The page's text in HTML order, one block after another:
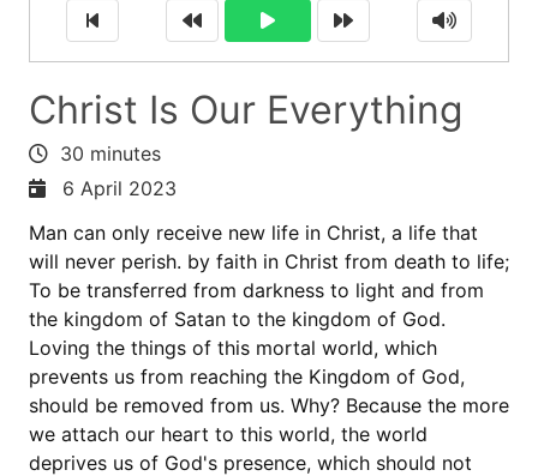
Christ Is Our Everything
30 minutes
6 April 2023
Man can only receive new life in Christ, a life that
will never perish. by faith in Christ from death to life;
To be transferred from darkness to light and from
the kingdom of Satan to the kingdom of God.
Loving the things of this mortal world, which
prevents us from reaching the Kingdom of God,
should be removed from us. Why? Because the more
we attach our heart to this world, the world
deprives us of God's presence, which should not